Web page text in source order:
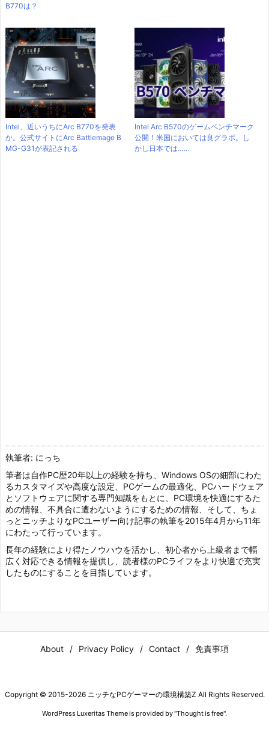
B770は？
Intel、近いうちにArc B770を発表
か。公式サイトにArc Battlemage B
MG-G31が表記される
Intel Arc B570のゲームベンチマーク
公開！米国においては良グラボ。し
かし日本では……
執筆者: にっち
筆者は自作PC歴20年以上の経験を持ち、Windows OSの細部にわた
るカスタマイズや高度な設定、PCゲームの最適化、PCハードウェア
とソフトウェアに関する専門知識をもとに、PC環境を快適にするた
めの情報、不具合に遭わないようにするための情報、そして、ちょ
っとニッチよりなPCユーザー向け記事の執筆を2015年4月から11年
にわたって行っています。
長年の経験により得たノウハウを活かし、初心者から上級者まで幅
広く対応できる情報を提供し、読者様のPCライフをより快適で充実
したものにすることを目指しています。
About Privacy Policy Contact 免責事項
Copyright © 2015-2026 ニッチなPCゲーマーの環境構築Z All Rights Reserved.
WordPress Luxeritas Theme is provided by "Thought is free".